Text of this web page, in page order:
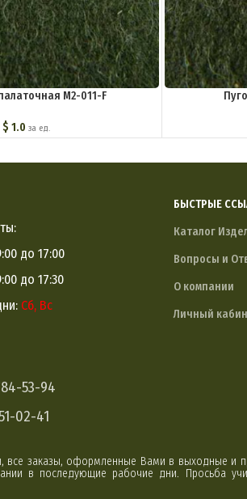
M2-011-F
$ 1.0 за ед.
до 17:00
до 17:30
Сб, Вс
53-94
02-41
БЫСТРЫЕ
Каталог
Вопросы и
О компании
Личный
все заказы, оформленные Вами в выходные и
в последующие рабочие дни. Просьба